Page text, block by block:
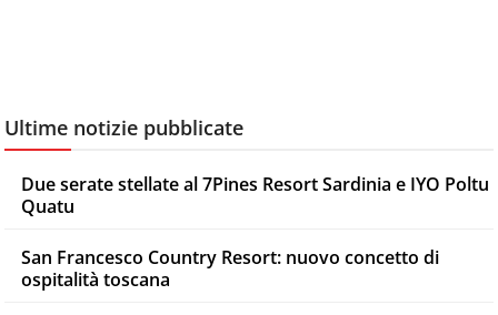
Ultime notizie pubblicate
Due serate stellate al 7Pines Resort Sardinia e IYO Poltu
Quatu
San Francesco Country Resort: nuovo concetto di
ospitalità toscana